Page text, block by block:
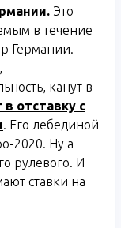
Это
в течение
Германии.
канут в
отставку с
. Его лебединой
2020. Ну а
рулевого. И
ставки на